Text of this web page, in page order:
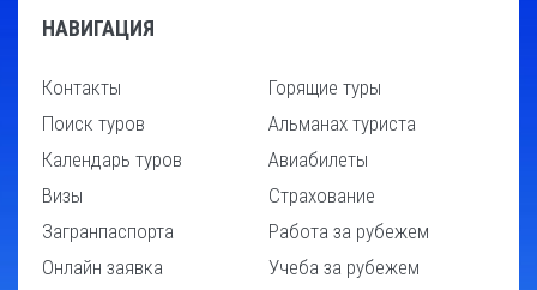
НАВИГАЦИЯ
Контакты
Поиск туров
Календарь туров
Визы
Загранпаспорта
Онлайн заявка
Горящие туры
Альманах туриста
Авиабилеты
Страхование
Работа за рубежем
Учеба за рубежем